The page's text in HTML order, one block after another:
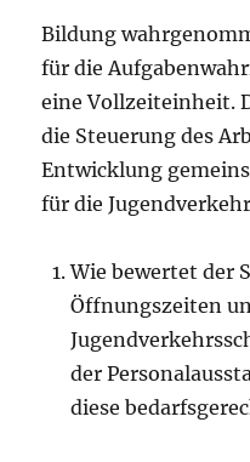
Bildung
für die
eine Vollzeiteinheit.
die Steuerung des
Entwicklung
für die
Wie bewertet der
Öffnungszeiten
der
diese